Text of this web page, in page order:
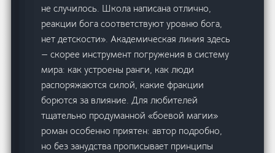
не случилось. Школа написана отлично,
реакции бога соответствуют уровню бога,
нет детскости». Академическая линия здесь
— скорее инструмент погружения в систему
мира: как устроены ранги, как люди
распоряжаются силой, какие фракции
борются за влияние. Для любителей
тщательно продуманной «боевой магии»
роман особенно приятен: автор подробно,
но без занудства прописывает принципы